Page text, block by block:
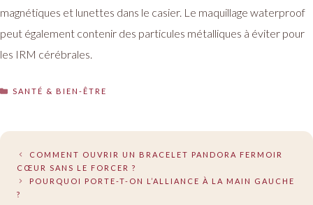
magnétiques et lunettes dans le casier. Le maquillage waterproof
peut également contenir des particules métalliques à éviter pour
les IRM cérébrales.
CATÉGORIES
SANTÉ & BIEN-ÊTRE
COMMENT OUVRIR UN BRACELET PANDORA FERMOIR
CŒUR SANS LE FORCER ?
POURQUOI PORTE-T-ON L’ALLIANCE À LA MAIN GAUCHE
?